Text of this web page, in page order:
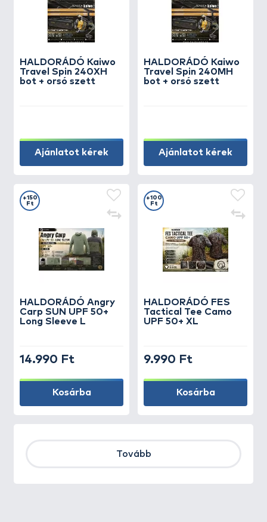
HALDORÁDÓ Kaiwo
Travel Spin 240XH
bot + orsó szett
Ajánlatot kérek
HALDORÁDÓ Kaiwo
Travel Spin 240MH
bot + orsó szett
Ajánlatot kérek
HALDORÁDÓ Angry
Carp SUN UPF 50+
Long Sleeve L
+150
Ft
14.990 Ft
Kosárba
HALDORÁDÓ FES
Tactical Tee Camo
UPF 50+ XL
+100
Ft
9.990 Ft
Kosárba
Tovább